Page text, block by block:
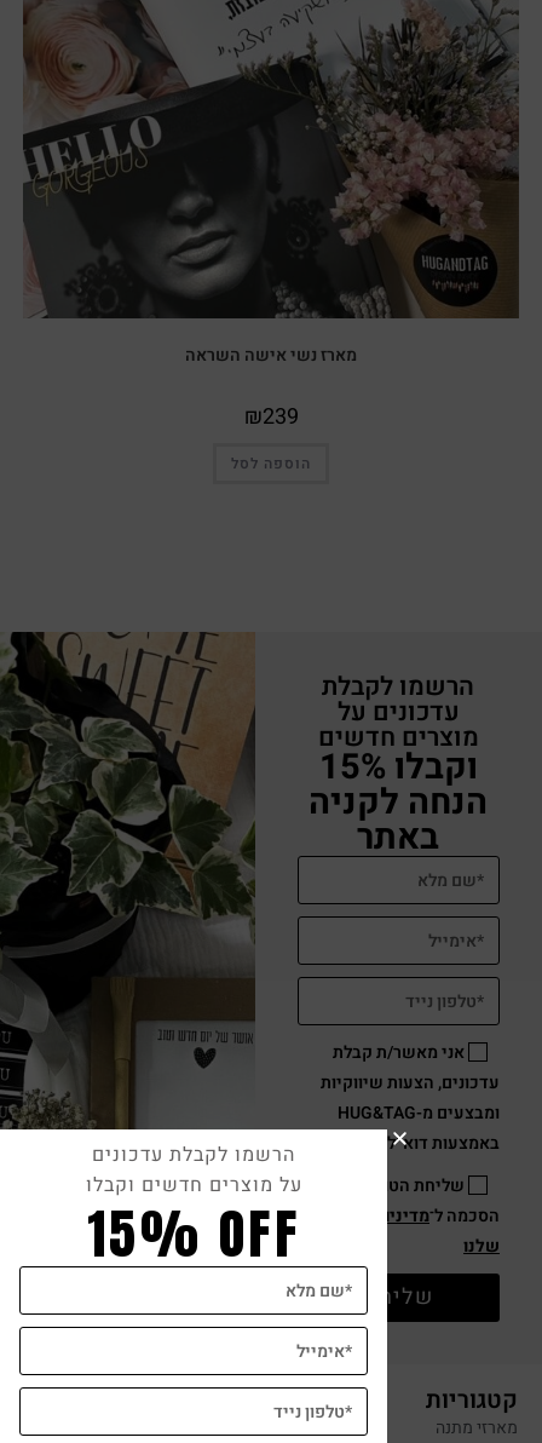
מארז נשי אישה השראה
₪239
הוספה לסל
הרשמו לקבלת
עדכונים על
מוצרים חדשים
וקבלו 15%
הנחה לקניה
באתר
אני מאשר/ת קבלת
עדכונים, הצעות שיווקיות
ומבצעים מ-HUG&TAG
באמצעות דוא”ל ו/או SMS.
שליחת הטופס מהווה
הסכמה ל־מדיניות פרטיות
שלנו
שליחה
קטגוריות
מארזי מתנה
הרשמו לקבלת עדכונים
על מוצרים חדשים וקבלו
15% OFF